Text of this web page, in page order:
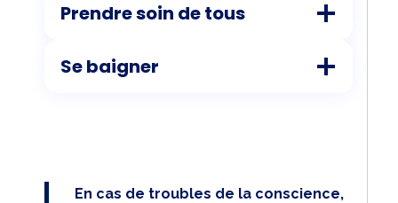
Prendre soin de tous
Se baigner
En cas de troubles de la conscience,